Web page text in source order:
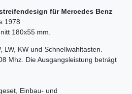
für Mercedes Benz
1978
180x55 mm.
KW und Schnellwahltasten.
Mhz. Die Ausgangsleistung beträgt
Einbau- und